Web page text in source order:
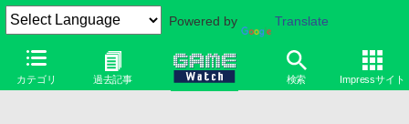
Powered by Translate
カテゴリ 過去記事 検索 Impressサイト